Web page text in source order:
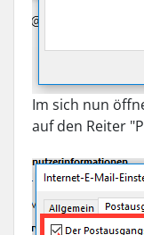
Im sich nun
auf den Reiter